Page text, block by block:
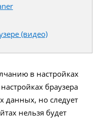
(видео)
в настройках
браузера
данных, но следует
нельзя будет